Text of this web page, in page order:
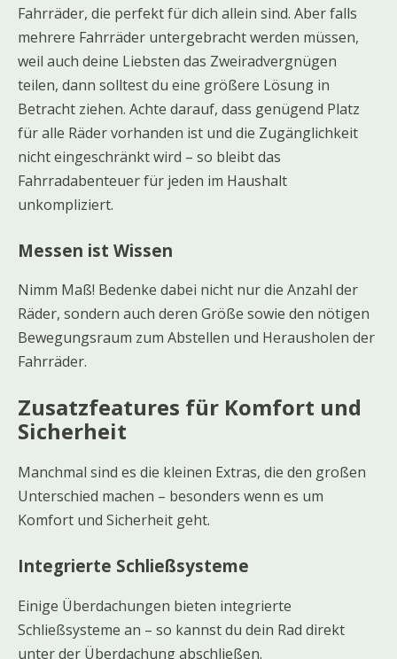
Fahrräder, die perfekt für dich allein sind. Aber falls
mehrere Fahrräder untergebracht werden müssen,
weil auch deine Liebsten das Zweiradvergnügen
teilen, dann solltest du eine größere Lösung in
Betracht ziehen. Achte darauf, dass genügend Platz
für alle Räder vorhanden ist und die Zugänglichkeit
nicht eingeschränkt wird – so bleibt das
Fahrradabenteuer für jeden im Haushalt
unkompliziert.
Messen ist Wissen
Nimm Maß! Bedenke dabei nicht nur die Anzahl der
Räder, sondern auch deren Größe sowie den nötigen
Bewegungsraum zum Abstellen und Herausholen der
Fahrräder.
Zusatzfeatures für Komfort und
Sicherheit
Manchmal sind es die kleinen Extras, die den großen
Unterschied machen – besonders wenn es um
Komfort und Sicherheit geht.
Integrierte Schließsysteme
Einige Überdachungen bieten integrierte
Schließsysteme an – so kannst du dein Rad direkt
unter der Überdachung abschließen.